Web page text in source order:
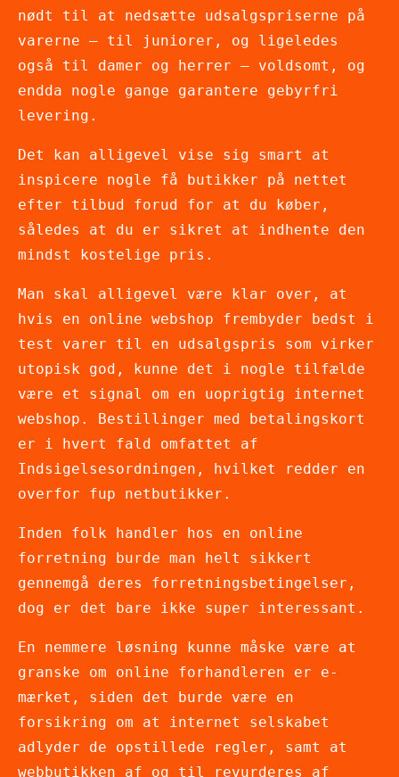
nødt til at nedsætte udsalgspriserne på
varerne – til juniorer, og ligeledes
også til damer og herrer – voldsomt, og
endda nogle gange garantere gebyrfri
levering.
Det kan alligevel vise sig smart at
inspicere nogle få butikker på nettet
efter tilbud forud for at du køber,
således at du er sikret at indhente den
mindst kostelige pris.
Man skal alligevel være klar over, at
hvis en online webshop frembyder bedst i
test varer til en udsalgspris som virker
utopisk god, kunne det i nogle tilfælde
være et signal om en uoprigtig internet
webshop. Bestillinger med betalingskort
er i hvert fald omfattet af
Indsigelsesordningen, hvilket redder en
overfor fup netbutikker.
Inden folk handler hos en online
forretning burde man helt sikkert
gennemgå deres forretningsbetingelser,
dog er det bare ikke super interessant.
En nemmere løsning kunne måske være at
granske om online forhandleren er e-
mærket, siden det burde være en
forsikring om at internet selskabet
adlyder de opstillede regler, samt at
webbutikken af og til revurderes af